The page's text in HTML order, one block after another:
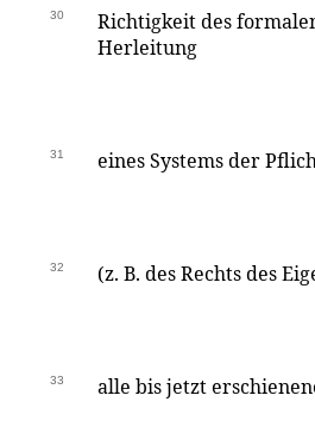
30
Richtigkeit des
Herleitung
31 eines Systems der
32 (z. B. des Rechts des
33 alle bis jetzt